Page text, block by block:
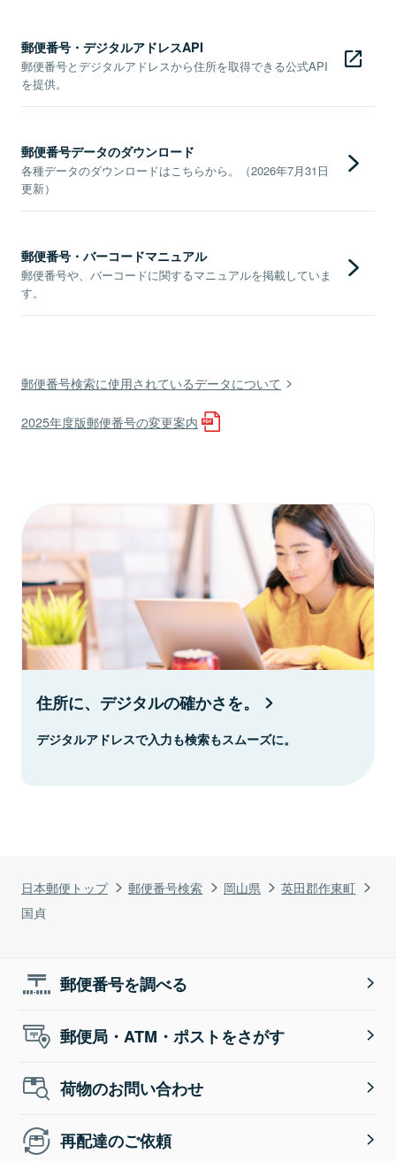
日本郵便トップ 郵便番号検索 岡山県
英田郡作東町
国貞
郵便番号・デジタルアドレスAPI
郵便番号とデジタルアドレスから住所を取得できる公式API
を提供。
郵便番号データのダウンロード
各種データのダウンロードはこちらから。（2026年7月31日
更新）
郵便番号・バーコードマニュアル
郵便番号や、バーコードに関するマニュアルを掲載していま
す。
郵便番号検索に使用されているデータについて
2025年度版郵便番号の変更案内
住所に、デジタルの確かさを。
デジタルアドレスで入力も検索もスムーズに。
郵便番号を調べる
郵便局・ATM・ポストをさがす
荷物のお問い合わせ
再配達のご依頼